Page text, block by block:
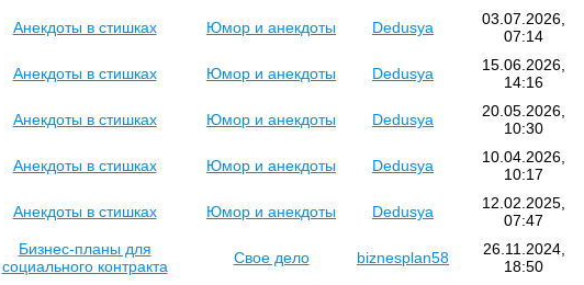
Анекдоты в стишках Юмор и анекдоты Dedusya
03.07.2026,
07:14
Анекдоты в стишках Юмор и анекдоты Dedusya
15.06.2026,
14:16
Анекдоты в стишках Юмор и анекдоты Dedusya
20.05.2026,
10:30
Анекдоты в стишках Юмор и анекдоты Dedusya
10.04.2026,
10:17
Анекдоты в стишках Юмор и анекдоты Dedusya
12.02.2025,
07:47
Бизнес-планы для
социального контракта
Свое дело biznesplan58
26.11.2024,
18:50